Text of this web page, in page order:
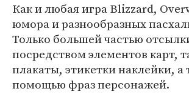
Как и любая игра Blizzard,
юмора и разнообразных
Только большей частью
посредством элементов карт,
плакаты, этикетки наклейки, а
помощью фраз персонажей.